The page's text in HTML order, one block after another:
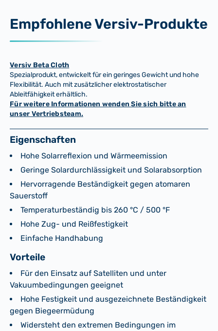
Empfohlene Versiv-Produkte
Versiv Beta Cloth
Spezialprodukt, entwickelt für ein geringes Gewicht und hohe
Flexibilität. Auch mit zusätzlicher elektrostatischer
Ableitfähigkeit erhältlich.
Für weitere Informationen wenden Sie sich bitte an
unser Vertriebsteam.
Eigenschaften
Hohe Solarreflexion und Wärmeemission
Geringe Solardurchlässigkeit und Solarabsorption
Hervorragende Beständigkeit gegen atomaren
Sauerstoff
Temperaturbeständig bis 260 °C / 500 °F
Hohe Zug- und Reißfestigkeit
Einfache Handhabung
Vorteile
Für den Einsatz auf Satelliten und unter
Vakuumbedingungen geeignet
Hohe Festigkeit und ausgezeichnete Beständigkeit
gegen Biegeermüdung
Widersteht den extremen Bedingungen im